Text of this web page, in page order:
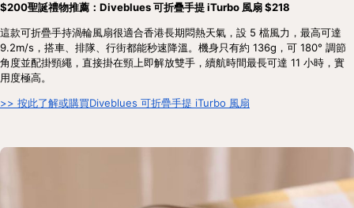
$200聖誕禮物推薦：Diveblues 可折疊手提 iTurbo 風扇 $218
這款可折疊手持渦輪風扇很適合香港長期悶熱天氣，設 5 檔風力，最高可達
9.2m/s，搭車、排隊、行街都能秒速降溫。機身只有約 136g，可 180° 調節
角度並配掛頸繩，直接掛在頸上即解放雙手，續航時間最長可達 11 小時，實
用度極高。
>> 按此了解或購買Diveblues 可折疊手提 iTurbo 風扇